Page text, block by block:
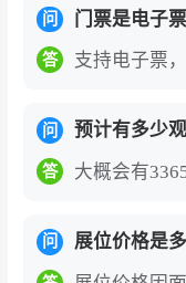
博制冷科技有
公司、恩斯克
名录（含展位
网或聚展网咨询
1、CIMT由中国
问 门票是电子票
答 支持电子票
问 预计有多少观
答 大概会有
问 展位价格是多